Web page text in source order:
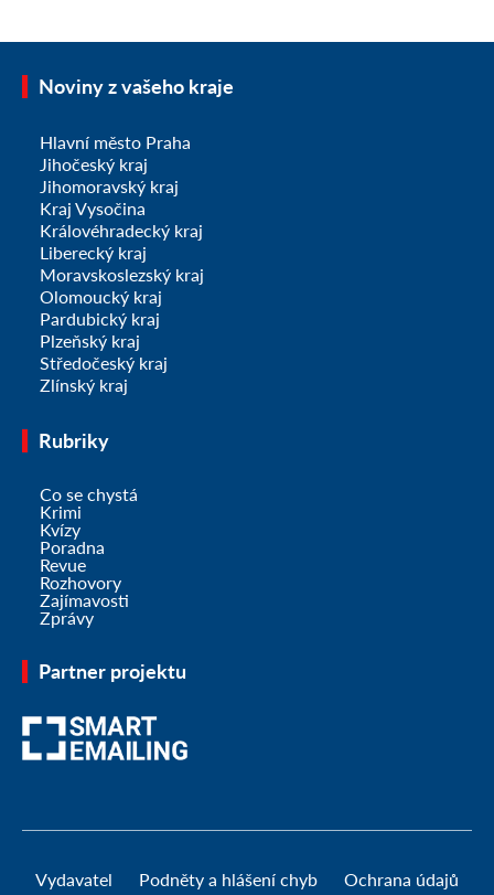
Noviny z vašeho kraje
Hlavní město Praha
Jihočeský kraj
Jihomoravský kraj
Kraj Vysočina
Královéhradecký kraj
Liberecký kraj
Moravskoslezský kraj
Olomoucký kraj
Pardubický kraj
Plzeňský kraj
Středočeský kraj
Zlínský kraj
Rubriky
Co se chystá
Krimi
Kvízy
Poradna
Revue
Rozhovory
Zajímavosti
Zprávy
Partner projektu
Vydavatel Podněty a hlášení chyb Ochrana údajů